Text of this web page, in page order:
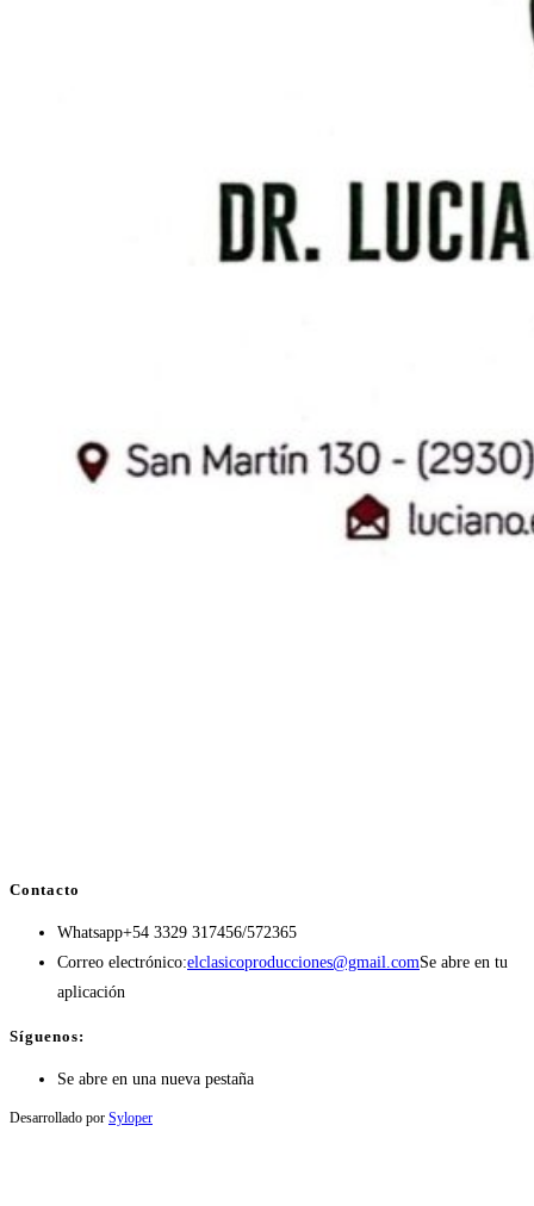
Contacto
Whatsapp+54 3329 317456/572365
Correo electrónico:elclasicoproducciones@gmail.comSe abre en tu
aplicación
Síguenos:
Se abre en una nueva pestaña
Desarrollado por Syloper